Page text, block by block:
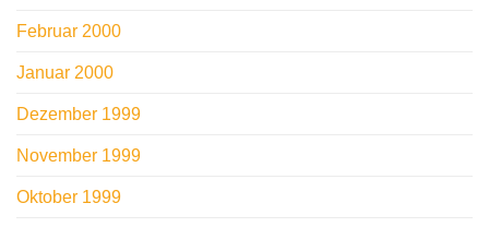
Februar 2000
Januar 2000
Dezember 1999
November 1999
Oktober 1999